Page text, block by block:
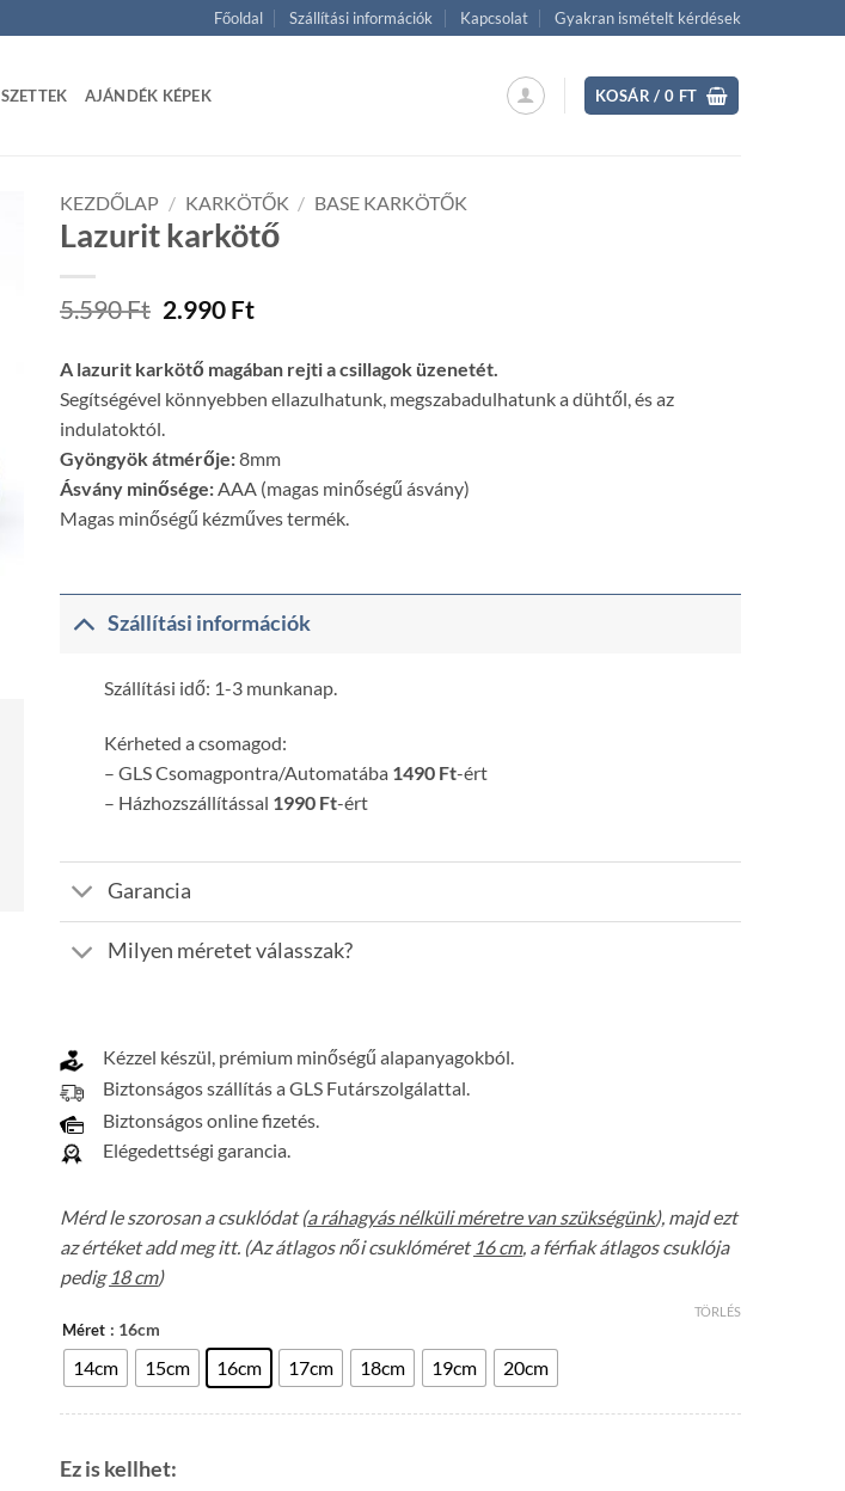
Főoldal Szállítási információk Kapcsolat Gyakran ismételt kérdések
SZETTEK AJÁNDÉK KÉPEK KOSÁR /0 FT
KEZDŐLAP / KARKÖTŐK / BASE KARKÖTŐK
Lazurit karkötő
5.590Ft Original
was:
5.590 Ft.
2.990 FtCurrent
is:
2.990 Ft.
A lazurit karkötő magában rejti a csillagok üzenetét.
Segítségével könnyebben ellazulhatunk, megszabadulhatunk a dühtől, és az
indulatoktól.
Gyöngyök átmérője:8mm
Ásvány minősége:AAA (magas minőségű ásvány)
Magas minőségű kézműves termék.
Szállítási információk
Szállítási idő: 1-3 munkanap.
Kérheted a csomagod:
– GLS Csomagpontra/Automatába 1490 Ft-ért
– Házhozszállítással 1990 Ft-ért
Garancia
Milyen méretet válasszak?
Kézzel készül, prémium minőségű alapanyagokból.
Biztonságos szállítás a GLS Futárszolgálattal.
Biztonságos online fizetés.
Elégedettségi garancia.
Mérd le szorosan a csuklódat (a ráhagyás nélküli méretre van szükségünk), majd ezt
az értéket add meg itt. (Az átlagos női csuklóméret 16 cm, a férfiak átlagos csuklója
pedig 18 cm)
Méret : 16cm
14cm 15cm 16cm 17cm 18cm 19cm 20cm
TÖRLÉS
Ez is kellhet: